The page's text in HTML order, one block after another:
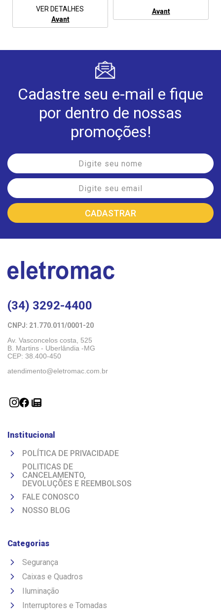
VER DETALHES
Avant
Avant
Cadastre seu e-mail e fique
por dentro de nossas
promoções!
(34) 3292-4400
CNPJ: 21.770.011/0001-20
Av. Vasconcelos costa, 525
B. Martins - Uberlândia -MG
CEP: 38.400-450
atendimento@eletromac.com.br
Institucional
POLÍTICA DE PRIVACIDADE
POLITICAS DE
CANCELAMENTO,
DEVOLUÇÕES E REEMBOLSOS
FALE CONOSCO
NOSSO BLOG
Categorias
Segurança
Caixas e Quadros
Iluminação
Interruptores e Tomadas